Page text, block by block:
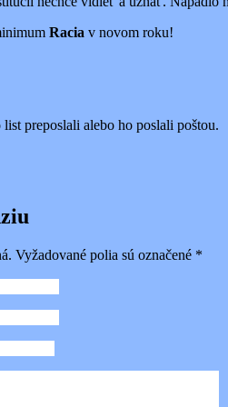
Racia v novom roku!
preposlali alebo ho poslali poštou.
Vyžadované polia sú označené *